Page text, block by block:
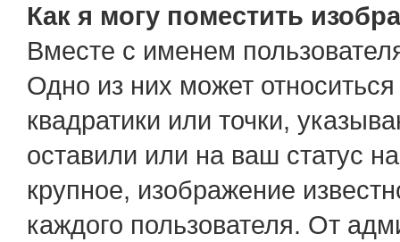
Как я могу поместить
Вместе с именем
Одно из них может
квадратики или точки,
оставили или на ваш статус
крупное, изображение
каждого пользователя. От